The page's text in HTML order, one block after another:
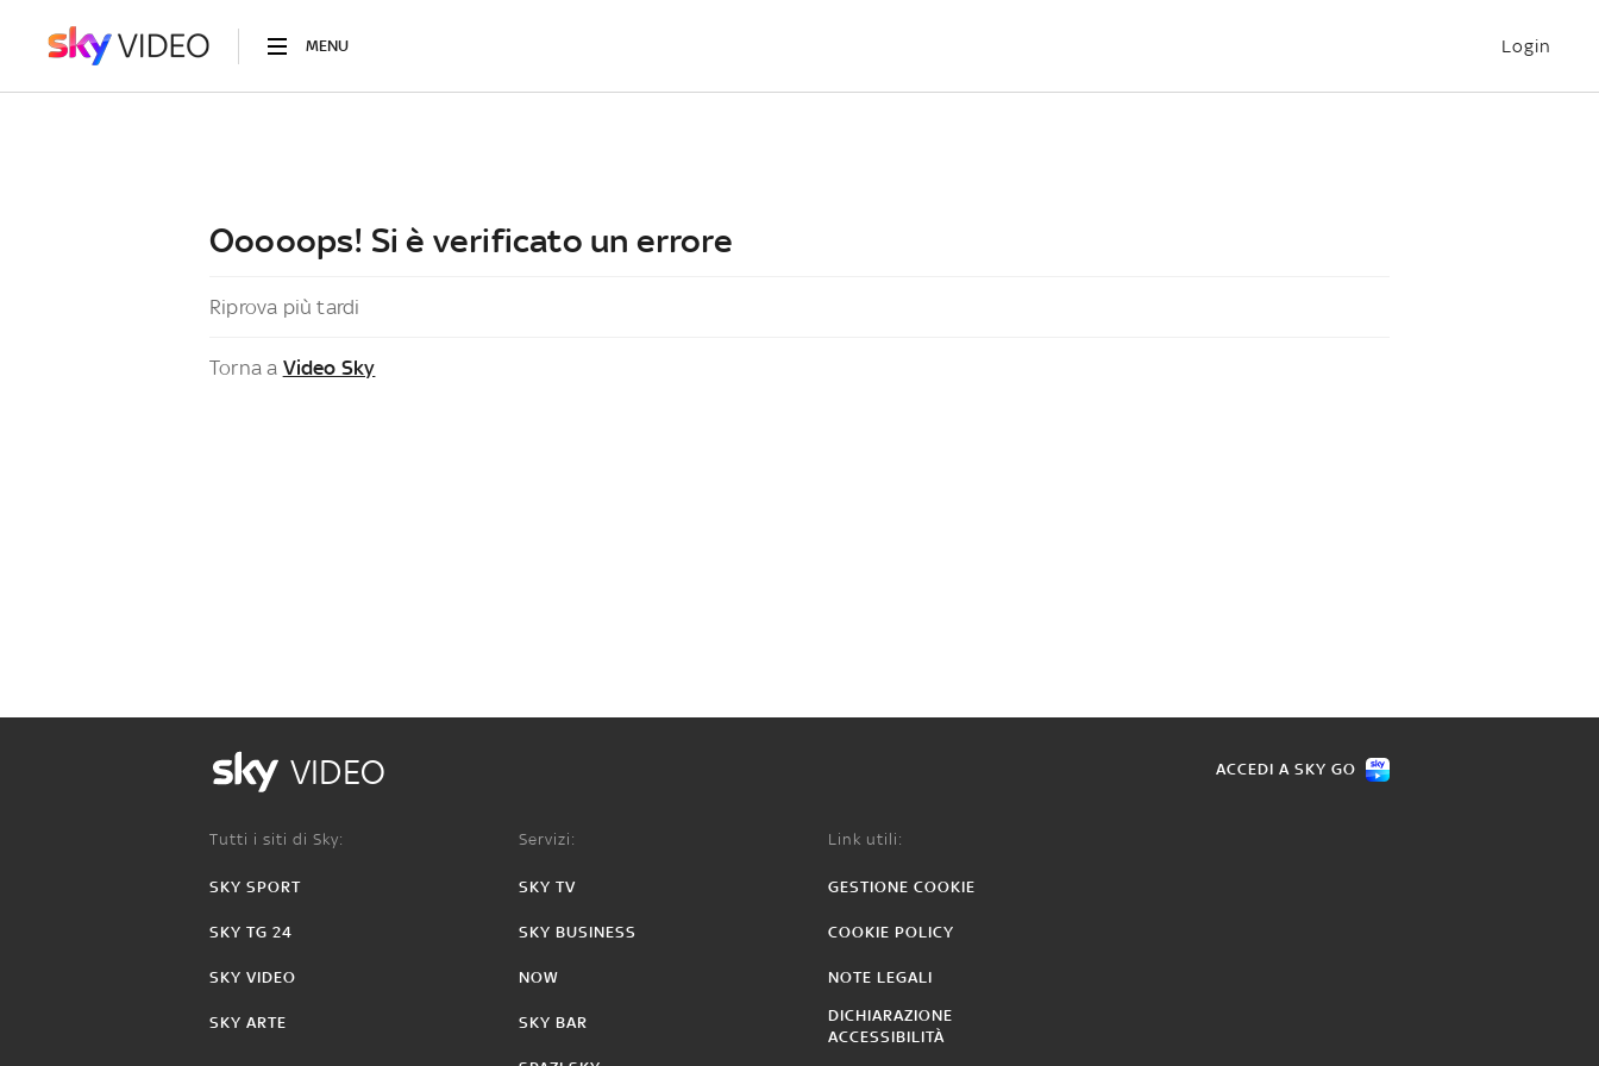
MENU Login
Ooooops! Si è verificato un errore
Riprova più tardi
Torna a Video Sky
VIDEO ACCEDI A SKY GO
Tutti i siti di Sky:
SKY SPORT
SKY TG 24
SKY VIDEO
SKY ARTE
Servizi:
SKY TV
SKY BUSINESS
NOW
SKY BAR
Link utili:
GESTIONE COOKIE
COOKIE POLICY
NOTE LEGALI
DICHIARAZIONE
ACCESSIBILITÀ